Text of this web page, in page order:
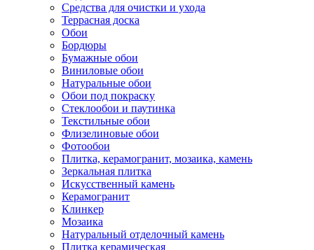
Средства для очистки и ухода
Террасная доска
Обои
Бордюры
Бумажные обои
Виниловые обои
Натуральные обои
Обои под покраску
Стеклообои и паутинка
Текстильные обои
Флизелиновые обои
Фотообои
Плитка, керамогранит, мозаика, камень
Зеркальная плитка
Искусственный камень
Керамогранит
Клинкер
Мозаика
Натуральный отделочный камень
Плитка керамическая